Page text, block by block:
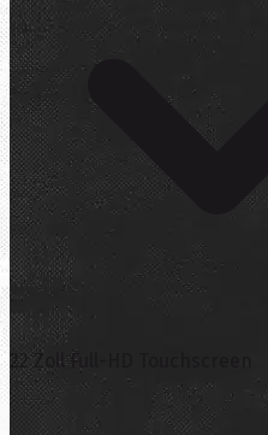
22 Zoll Full-HD Touchscreen